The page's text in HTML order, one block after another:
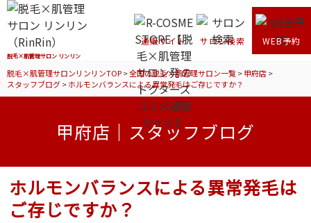
脱毛×肌管理サロン リンリン
通販サイト サロン検索 WEB予約
脱毛×肌管理サロンリンリンTOP>全国の脱毛×肌管理サロン一覧>甲府店>
スタッフブログ>ホルモンバランスによる異常発毛はご存じですか？
甲府店｜スタッフブログ
ホルモンバランスによる異常発毛は
ご存じですか？